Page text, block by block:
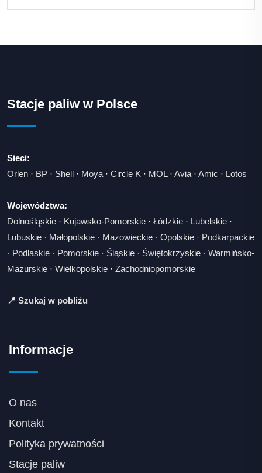
Stacje paliw w Polsce
Sieci:
Orlen · BP · Shell · Moya · Circle K · MOL· Avia · Amic · Lotos
Województwa:
Dolnośląskie · Kujawsko-Pomorskie · Łódzkie · Lubelskie ·
Lubuskie · Małopolskie · Mazowieckie · Opolskie · Podkarpackie
· Podlaskie · Pomorskie · Śląskie · Świętokrzyskie · Warmińsko-
Mazurskie · Wielkopolskie · Zachodniopomorskie
📍 Szukaj w pobliżu
Informacje
O nas
Kontakt
Polityka prywatności
Stacje paliw